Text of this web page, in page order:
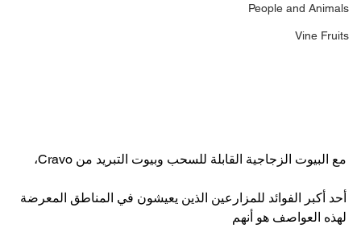
People and Animals
Vine Fruits
مع البيوت الزجاجية القابلة للسحب وبيوت التبريد من Cravo،
أحد أكبر الفوائد للمزارعين الذين يعيشون في المناطق المعرضة
لهذه العواصف هو أنهم